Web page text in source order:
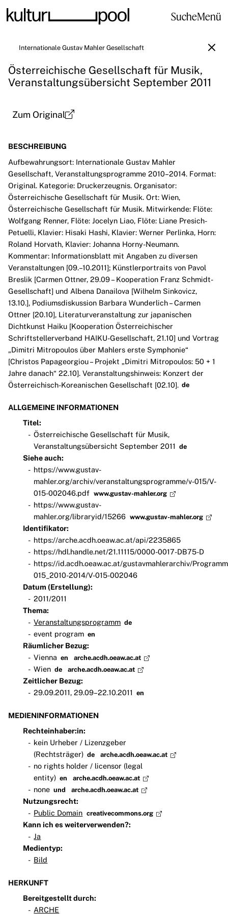
SucheMenü
Internationale Gustav Mahler Gesellschaft
Österreichische Gesellschaft für Musik,
Veranstaltungsübersicht September 2011
Zum Original
BESCHREIBUNG
Aufbewahrungsort: Internationale Gustav Mahler
Gesellschaft, Veranstaltungsprogramme 2010–2014. Format:
Original. Kategorie: Druckerzeugnis. Organisator:
Österreichische Gesellschaft für Musik. Ort: Wien,
Österreichische Gesellschaft für Musik. Mitwirkende: Flöte:
Wolfgang Renner, Flöte: Jocelyn Liao, Flöte: Liane Presich-
Petuelli, Klavier: Hisaki Hashi, Klavier: Werner Perlinka, Horn:
Roland Horvath, Klavier: Johanna Horny-Neumann.
Kommentar: Informationsblatt mit Angaben zu diversen
Veranstaltungen [09.–10.2011]; Künstlerportraits von Pavol
Breslik [Carmen Ottner, 29.09 – Kooperation Franz Schmidt-
Gesellschaft] und Albena Danailova [Wilhelm Sinkovicz,
13.10.], Podiumsdiskussion Barbara Wunderlich – Carmen
Ottner [20.10], Literaturveranstaltung zur japanischen
Dichtkunst Haiku [Kooperation Österreichischer
Schriftstellerverband HAIKU-Gesellschaft, 21.10] und Vortrag
„Dimitri Mitropoulos über Mahlers erste Symphonie“
[Christos Papageorgiou – Projekt „Dimitri Mitropoulos: 50 + 1
Jahre danach“ 22.10]. Veranstaltungshinweis: Konzert der
Österreichisch-Koreanischen Gesellschaft [02.10]. de
ALLGEMEINE INFORMATIONEN
Titel:
Österreichische Gesellschaft für Musik,
Veranstaltungsübersicht September 2011 de
Siehe auch:
https://www.gustav-
mahler.org/archiv/veranstaltungsprogramme/v-015/V-
015-002046.pdf www.gustav-mahler.org
https://www.gustav-
mahler.org/libraryid/15266 www.gustav-mahler.org
Identifikator:
https://arche.acdh.oeaw.ac.at/api/2235865
https://hdl.handle.net/21.11115/0000-0017-DB75-D
https://id.acdh.oeaw.ac.at/gustavmahlerarchiv/
015_2010-2014/V-015-002046
Datum (Erstellung):
2011/2011
Thema:
Veranstaltungsprogramm de
event program en
Räumlicher Bezug:
Vienna en arche.acdh.oeaw.ac.at
Wien de arche.acdh.oeaw.ac.at
Zeitlicher Bezug:
29.09.2011, 29.09–22.10.2011 en
MEDIENINFORMATIONEN
Rechteinhaber:in:
kein Urheber / Lizenzgeber
(Rechtsträger) de arche.acdh.oeaw.ac.at
no rights holder / licensor (legal
entity) en arche.acdh.oeaw.ac.at
none und arche.acdh.oeaw.ac.at
Nutzungsrecht:
Public Domain creativecommons.org
Kann ich es weiterverwenden?:
Ja
Medientyp:
Bild
HERKUNFT
Bereitgestellt durch:
ARCHE